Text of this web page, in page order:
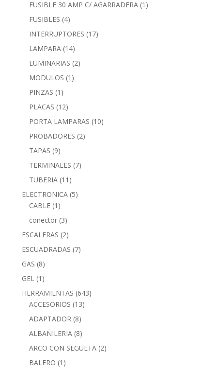
FUSIBLE 30 AMP C/ AGARRADERA (1)
FUSIBLES (4)
INTERRUPTORES (17)
LAMPARA (14)
LUMINARIAS (2)
MODULOS (1)
PINZAS (1)
PLACAS (12)
PORTA LAMPARAS (10)
PROBADORES (2)
TAPAS (9)
TERMINALES (7)
TUBERIA (11)
ELECTRONICA (5)
CABLE (1)
conector (3)
ESCALERAS (2)
ESCUADRADAS (7)
GAS (8)
GEL (1)
HERRAMIENTAS (643)
ACCESORIOS (13)
ADAPTADOR (8)
ALBAÑILERIA (8)
ARCO CON SEGUETA (2)
BALERO (1)